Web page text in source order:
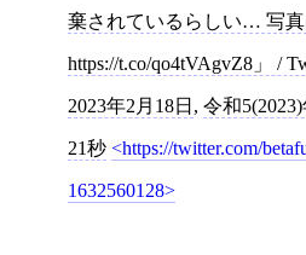
棄されているらしい… 写真
https://t.co/qo4tVAgvZ8」 /
2023年2月18日 , 令和
21秒 https://twitter.com/
1632560128